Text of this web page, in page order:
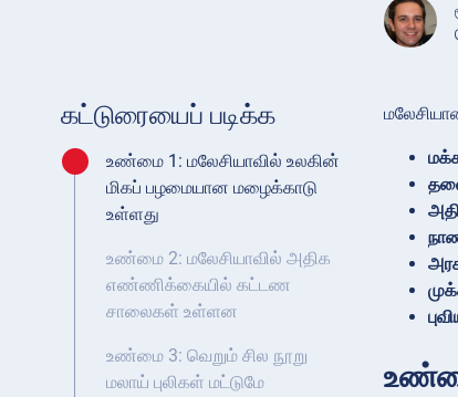
கட்டுரையைப் படிக்க
உண்மை 1: மலேசியாவில் உலகின்
மிகப் பழமையான மழைக்காடு
உள்ளது
உண்மை 2: மலேசியாவில் அதிக
எண்ணிக்கையில் கட்டண
சாலைகள் உள்ளன
உண்மை 3: வெறும் சில நூறு
மலாய் புலிகள் மட்டுமே